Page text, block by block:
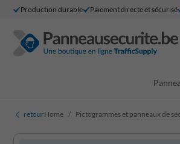
Production durable Paiement directe et sécurisé
retourHome Pictogrammes et panneaux de